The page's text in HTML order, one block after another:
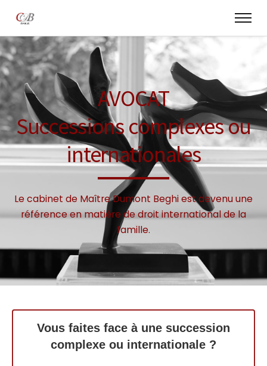
AVOCAT
Successions complexes ou
internationales
Le cabinet de Maître Dumont Beghi est devenu une
référence en matière de droit international de la
famille.
Vous faites face à une succession
complexe ou internationale ?